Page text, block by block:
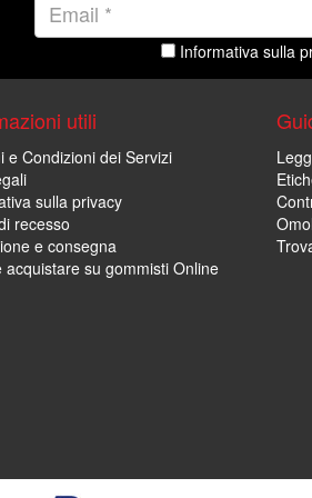
Informativa sulla
utili
e Condizioni dei Servizi
sulla privacy
recesso
e consegna
acquistare su gommisti Online